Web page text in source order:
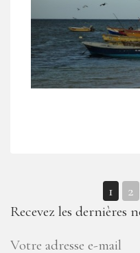
Navigation
des
1 2
Recevez les dernières
Votre adresse e-mail